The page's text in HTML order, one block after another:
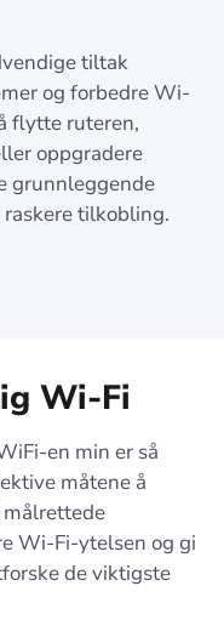
tiltak
og forbedre Wi-
flytte ruteren,
oppgradere
grunnleggende
tilkobling.
Wi-Fi
en min er så
måtene å
målrettede
Wi-Fi-ytelsen og gi
de viktigste